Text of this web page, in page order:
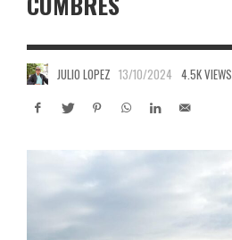
JULIO LOPEZ 13/10/2024 4.5K VIEWS